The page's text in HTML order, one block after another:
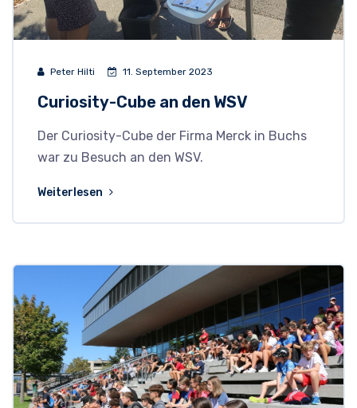
Peter Hilti 11. September 2023
Curiosity-Cube an den WSV
Der Curiosity-Cube der Firma Merck in Buchs
war zu Besuch an den WSV.
Weiterlesen